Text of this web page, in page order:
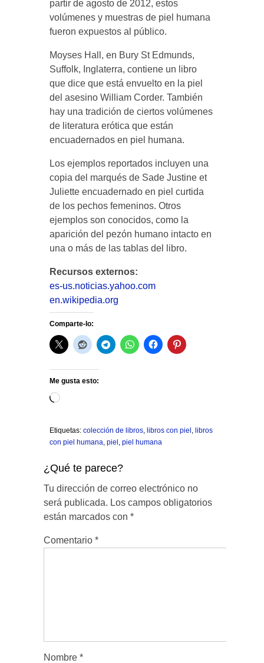
partir de agosto de 2012, estos
volúmenes y muestras de piel humana
fueron expuestos al público.
Moyses Hall, en Bury St Edmunds,
Suffolk, Inglaterra, contiene un libro
que dice que está envuelto en la piel
del asesino William Corder. También
hay una tradición de ciertos volúmenes
de literatura erótica que están
encuadernados en piel humana.
Los ejemplos reportados incluyen una
copia del marqués de Sade Justine et
Juliette encuadernado en piel curtida
de los pechos femeninos. Otros
ejemplos son conocidos, como la
aparición del pezón humano intacto en
una o más de las tablas del libro.
Recursos externos:
es-us.noticias.yahoo.com
en.wikipedia.org
Comparte-lo:
Me gusta esto:
Cargando...
Etiquetas: colección de libros, libros con piel , libros
con piel humana, piel , piel humana
¿Qué te parece?
Tu dirección de correo electrónico no
será publicada. Los campos obligatorios
están marcados con *
Comentario *
Nombre *